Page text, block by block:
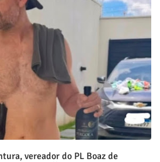
vereador do PL Boaz de